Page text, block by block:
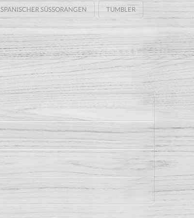
SPANISCHER SÜSSORANGEN TUMBLER